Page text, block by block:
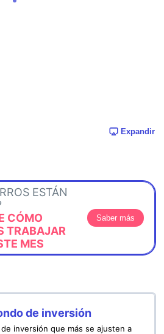
Expandir
ESTÁN
CÓMO
TRABAJAR
MES
Saber más
de inversión
inversión que más se ajusten a